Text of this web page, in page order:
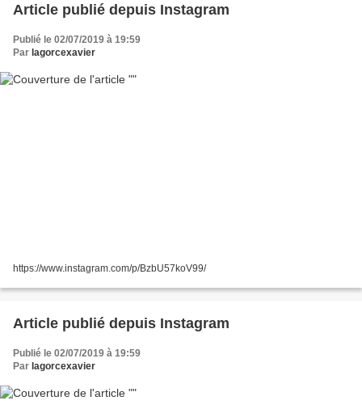
Article publié depuis Instagram
Publié le 02/07/2019 à 19:59
Par lagorcexavier
https://www.instagram.com/p/BzbU57koV99/
Article publié depuis Instagram
Publié le 02/07/2019 à 19:59
Par lagorcexavier